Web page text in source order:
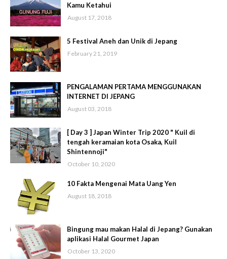
Kamu Ketahui
August 17, 2018
5 Festival Aneh dan Unik di Jepang
February 21, 2019
PENGALAMAN PERTAMA MENGGUNAKAN
INTERNET DI JEPANG
August 03, 2018
[ Day 3 ] Japan Winter Trip 2020 " Kuil di
tengah keramaian kota Osaka, Kuil
Shintennoji"
October 10, 2020
10 Fakta Mengenai Mata Uang Yen
August 18, 2018
Bingung mau makan Halal di Jepang? Gunakan
aplikasi Halal Gourmet Japan
October 13, 2020